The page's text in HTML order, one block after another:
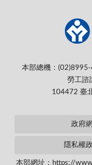
本部總機：
勞工諮
104472 臺
政府
隱私權
本部網址：https://